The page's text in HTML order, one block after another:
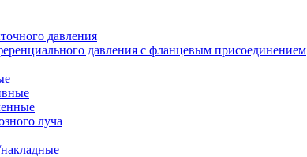
давления
давления с фланцевым присоединением
луча